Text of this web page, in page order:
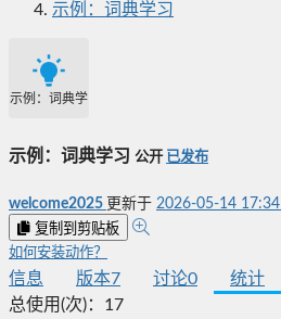
示例：词典学习
示例：词典学习
示例：词典学习 公开 已发布
welcome2025 更新于 2026-05-14 17:34
复制到剪贴板
如何安装动作？
信息 版本7 讨论0 统计
总使用(次)： 17